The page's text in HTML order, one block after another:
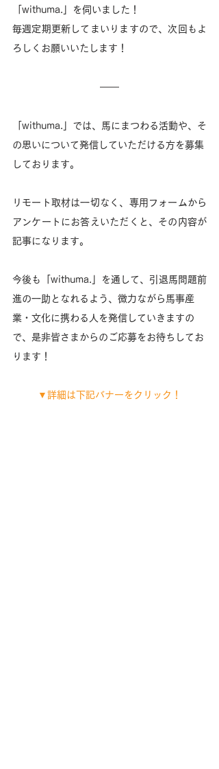
「withuma.」を伺いました！
毎週定期更新してまいりますので、次回もよ
ろしくお願いいたします！
「withuma.」では、馬にまつわる活動や、そ
の思いについて発信していただける方を募集
しております。
リモート取材は一切なく、専用フォームから
アンケートにお答えいただくと、その内容が
記事になります。
今後も「withuma.」を通して、引退馬問題前
進の一助となれるよう、微力ながら馬事産
業・文化に携わる人を発信していきますの
で、是非皆さまからのご応募をお待ちしてお
ります！
▼詳細は下記バナーをクリック！